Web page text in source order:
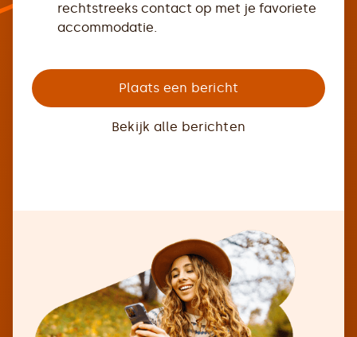
rechtstreeks contact op met je favoriete
accommodatie.
Plaats een bericht
Bekijk alle berichten